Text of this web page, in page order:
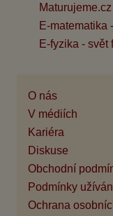
E-matematika
E-fyzika - svět
O nás
V médiích
Kariéra
Diskuse
Obchodní
Podmínky
Ochrana